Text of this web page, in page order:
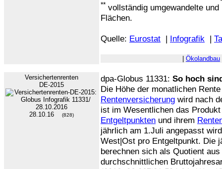
** vollständig umgewandelte
Flächen.
Quelle: Eurostat | Infografik |
Ökolandbau
Versichertenrenten
DE-2015
28.10.16 (828)
dpa-Globus 11331: So hoch
Die Höhe der monatlichen
Rentenversicherung wird nach
ist im Wesentlichen das
Entgeltpunkten und ihrem
jährlich am 1.Juli angepasst
West|Ost pro Entgeltpunkt. Die
berechnen sich als Quotient
durchschnittlichen